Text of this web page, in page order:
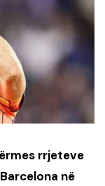
rrjeteve
në